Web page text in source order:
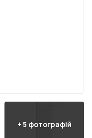
+ 5 фотографій